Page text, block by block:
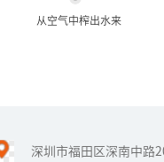
从空气中榨出水来
深圳市福田区深南中路